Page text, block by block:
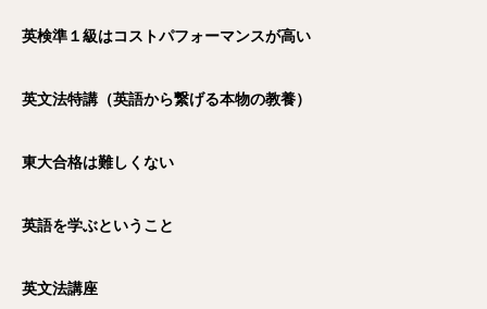
英検準１級はコストパフォーマンスが高い
英文法特講（英語から繋げる本物の教養）
東大合格は難しくない
英語を学ぶということ
英文法講座